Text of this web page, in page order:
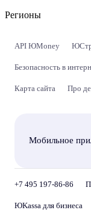
Регионы
API ЮMoney
Безопасность в
Карта сайта Про
Мобильное
+7 495 197-86-86
ЮKassa для бизнеса